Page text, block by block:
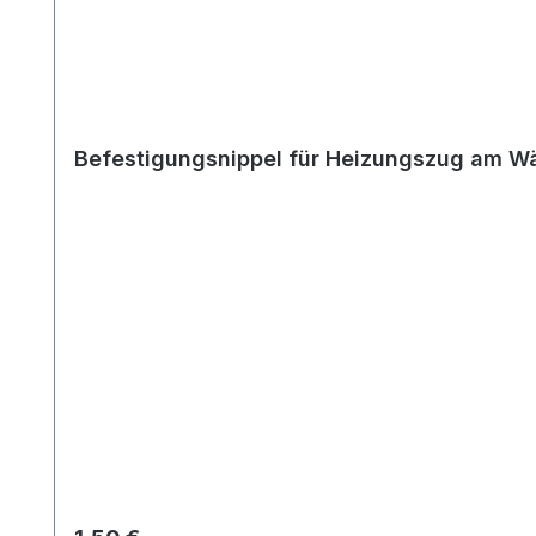
Befestigungsnippel für Heizungszug am